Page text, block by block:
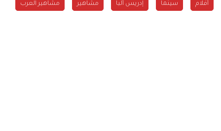
أفلام سينما إدريس ألبا مشاهير مشاهير العرب